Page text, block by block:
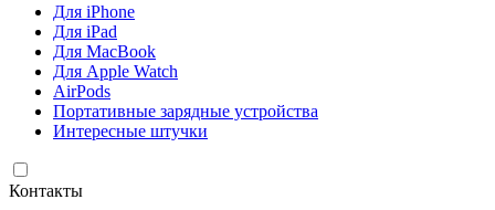
Для iPhone
Для iPad
Для MacBook
Для Apple Watch
AirPods
Портативные зарядные устройства
Интересные штучки
Контакты